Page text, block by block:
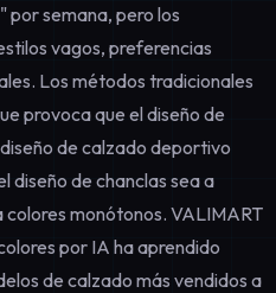
por semana, pero los
vagos, preferencias
Los métodos tradicionales
provoca que el diseño de
de calzado deportivo
diseño de chanclas sea a
monótonos. VALIMART
por IA ha aprendido
de calzado más vendidos a